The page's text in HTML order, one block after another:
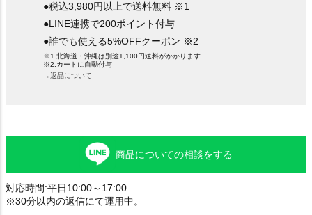
●税込3,980円以上で送料無料 ※1
●LINE連携で200ポイント付与
●誰でも使える5%OFFクーポン ※2
※1.北海道・沖縄は別途1,100円送料がかかります
※2.カートに自動付与
→返品について
商品についての相談をする
対応時間:平日10:00～17:00
※30分以内の返信にて運用中。